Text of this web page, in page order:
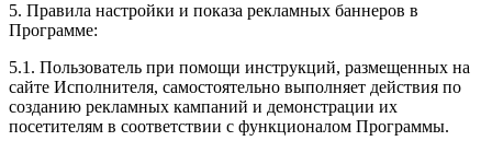
5. Правила настройки и показа рекламных баннеров в
Программе:
5.1. Пользователь при помощи инструкций, размещенных на
сайте Исполнителя, самостоятельно выполняет действия по
созданию рекламных кампаний и демонстрации их
посетителям в соответствии с функционалом Программы.